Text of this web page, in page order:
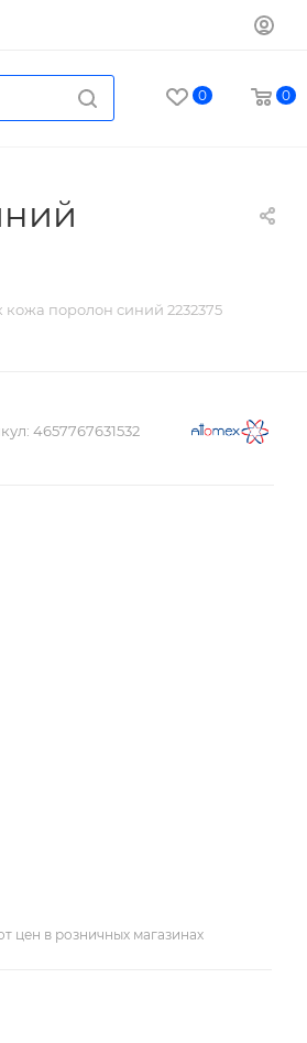
0 0
кожа поролон синий 2232375
4657767631532
цен в розничных магазинах